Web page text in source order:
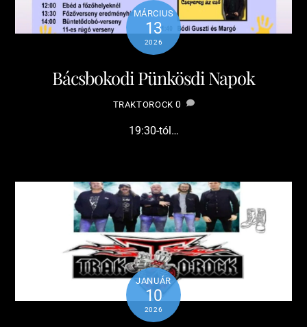
MÁRCIUS
13
2026
Bácsbokodi Pünkösdi Napok
TRAKTOROCK 0
19:30-tól…
JANUÁR
10
2026